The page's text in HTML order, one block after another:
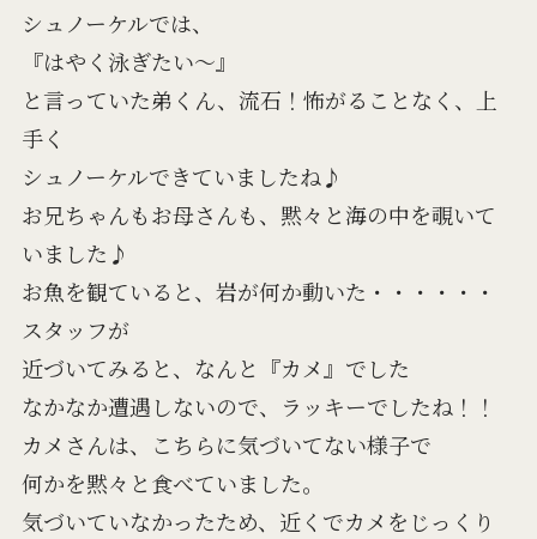
シュノーケルでは、
『はやく泳ぎたい～』
と言っていた弟くん、流石！怖がることなく、上
手く
シュノーケルできていましたね♪
お兄ちゃんもお母さんも、黙々と海の中を覗いて
いました♪
お魚を観ていると、岩が何か動いた・・・・・・
スタッフが
近づいてみると、なんと『カメ』でした
なかなか遭遇しないので、ラッキーでしたね！！
カメさんは、こちらに気づいてない様子で
何かを黙々と食べていました。
気づいていなかったため、近くでカメをじっくり